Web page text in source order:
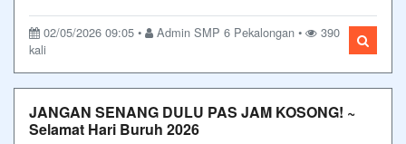
02/05/2026 09:05 • Admin SMP 6 Pekalongan •
390
kali
JANGAN SENANG DULU PAS JAM KOSONG! ~
Selamat Hari Buruh 2026